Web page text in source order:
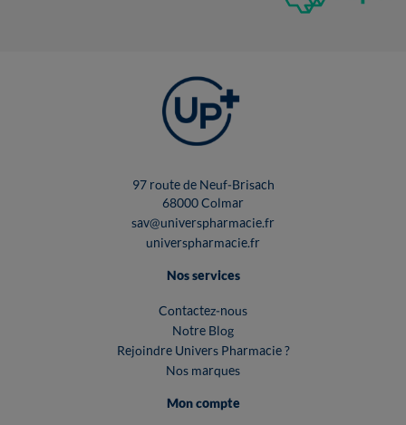
97 route de Neuf-Brisach
68000 Colmar
sav@universpharmacie.fr
universpharmacie.fr
Nos services
Contactez-nous
Notre Blog
Rejoindre Univers Pharmacie ?
Nos marques
Mon compte